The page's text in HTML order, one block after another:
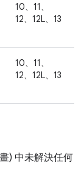
10、11、
12、12L、13
10、11、
12、12L、13
) 中未解決任何